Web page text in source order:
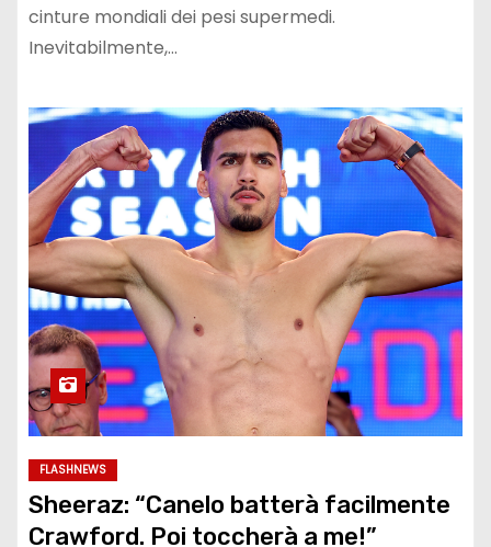
cinture mondiali dei pesi supermedi.
Inevitabilmente,…
FLASHNEWS
Sheeraz: “Canelo batterà facilmente
Crawford. Poi toccherà a me!”